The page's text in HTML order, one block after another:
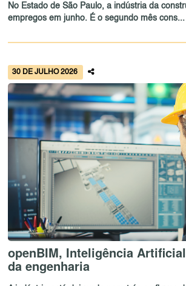
No Estado de São Paulo, a indústria da
empregos em junho. É o segundo mês cons...
30 DE JULHO 2026
openBIM, Inteligência
da engenharia